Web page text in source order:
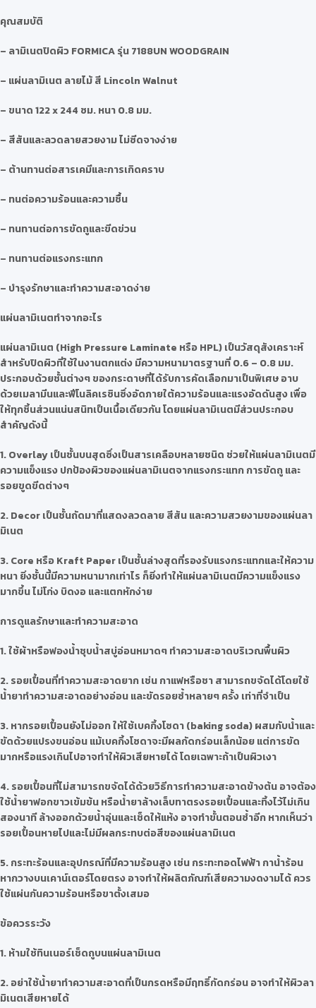
คุณสมบัติ
– ลามิเนตปิดผิว FORMICA รุ่น 7188UN WOODGRAIN
– แผ่นลามิเนต ลายไม้ สี Lincoln Walnut
– ขนาด 122 x 244 ซม. หนา 0.8 มม.
– สีสันและลวดลายสวยงาม ไม่ซีดจางง่าย
– ต้านทานต่อสารเคมีและการเกิดคราบ
– ทนต่อความร้อนและความชื้น
– ทนทานต่อการขัดถูและขีดข่วน
– ทนทานต่อแรงกระแทก
– บำรุงรักษาและทำความสะอาดง่าย
แผ่นลามิเนตทำจากอะไร
แผ่นลามิเนต (High Pressure Laminate หรือ HPL) เป็นวัสดุสังเคราะห์
สำหรับปิดผิวที่ใช้ในงานตกแต่ง มีความหนามาตรฐานที่ 0.6 – 0.8 มม.
ประกอบด้วยชั้นต่างๆ ของกระดาษที่ได้รับการคัดเลือกมาเป็นพิเศษ อาบ
ด้วยเมลามีนและฟีโนลิคเรซินซึ่งอัดภายใต้ความร้อนและแรงอัดดันสูง เพื่อ
ให้ทุกชิ้นส่วนแน่นสนิทเป็นเนื้อเดียวกัน โดยแผ่นลามิเนตมีส่วนประกอบ
สำคัญดังนี้
1. Overlay เป็นชั้นบนสุดซึ่งเป็นสารเคลือบหลายชนิด ช่วยให้แผ่นลามิเนตมี
ความแข็งแรง ปกป้องผิวของแผ่นลามิเนตจากแรงกระแทก การขัดถู และ
รอยขูดขีดต่างๆ
2. Decor เป็นชั้นถัดมาที่แสดงลวดลาย สีสัน และความสวยงามของแผ่นลา
มิเนต
3. Core หรือ Kraft Paper เป็นชั้นล่างสุดที่รองรับแรงกระแทกและให้ความ
หนา ยิ่งชั้นนี้มีความหนามากเท่าไร ก็ยิ่งทำให้แผ่นลามิเนตมีความแข็งแรง
มากขึ้น ไม่โก่ง บิดงอ และแตกหักง่าย
การดูแลรักษาและทำความสะอาด
1. ใช้ผ้าหรือฟองน้ำชุบน้ำสบู่อ่อนหมาดๆ ทำความสะอาดบริเวณพื้นผิว
2. รอยเปื้อนที่ทำความสะอาดยาก เช่น กาแฟหรือชา สามารถขจัดได้โดยใช้
น้ำยาทำความสะอาดอย่างอ่อน และขัดรอยซ้ำหลายๆ ครั้ง เท่าที่จำเป็น
3. หากรอยเปื้อนยังไม่ออก ให้ใช้เบคกิ้งโซดา (baking soda) ผสมกับน้ำและ
ขัดด้วยแปรงขนอ่อน แม้เบคกิ้งโซดาจะมีผลกัดกร่อนเล็กน้อย แต่การขัด
มากหรือแรงเกินไปอาจทำให้ผิวเสียหายได้ โดยเฉพาะถ้าเป็นผิวเงา
4. รอยเปื้อนที่ไม่สามารถขจัดได้ด้วยวิธีการทำความสะอาดข้างต้น อาจต้อง
ใช้น้ำยาฟอกขาวเข้มข้น หรือน้ำยาล้างเล็บทาตรงรอยเปื้อนและทิ้งไว้ไม่เกิน
สองนาที ล้างออกด้วยน้ำอุ่นและเช็ดให้แห้ง อาจทำขั้นตอนซ้ำอีก หากเห็นว่า
รอยเปื้อนหายไปและไม่มีผลกระทบต่อสีของแผ่นลามิเนต
5. กระทะร้อนและอุปกรณ์ที่มีความร้อนสูง เช่น กระทะทอดไฟฟ้า กาน้ำร้อน
หากวางบนเคาน์เตอร์โดยตรง อาจทำให้ผลิตภัณฑ์เสียความงดงามได้ ควร
ใช้แผ่นกันความร้อนหรือขาตั้งเสมอ
ข้อควรระวัง
1. ห้ามใช้ทินเนอร์เช็ดถูบนแผ่นลามิเนต
2. อย่าใช้น้ำยาทำความสะอาดที่เป็นกรดหรือมีฤทธิ์กัดกร่อน อาจทำให้ผิวลา
มิเนตเสียหายได้